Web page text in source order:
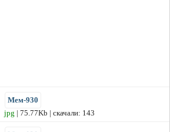
Мем-930
jpg | 75.77Kb | скачали: 143